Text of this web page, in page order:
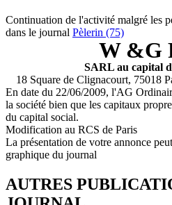
Continuation de l'activité malgré les
dans le journal Pèlerin (75)
W &G
SARL au capital
18 Square de Clignacourt, 75018
En date du 22/06/2009, l'AG
la société bien que les capitaux
du capital social.
Modification au RCS de Paris
La présentation de votre annonce
graphique du journal
AUTRES